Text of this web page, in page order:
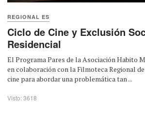
REGIONAL ES
Ciclo de Cine y Exclusión
Residencial
El Programa Pares de la Asociación Habito
en colaboración con la Filmoteca Regional
cine para abordar una problemática tan ...
Visto: 3618